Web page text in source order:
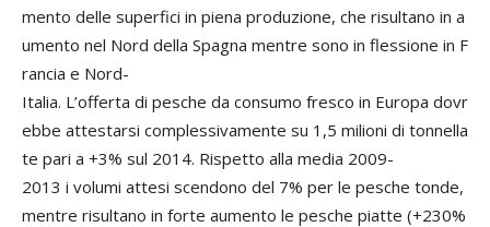
mento delle superfici in piena produzione, che risultano in a
umento nel Nord della Spagna mentre sono in flessione in F
rancia e Nord-
Italia. L’offerta di pesche da consumo fresco in Europa dovr
ebbe attestarsi complessivamente su 1,5 milioni di tonnella
te pari a +3% sul 2014. Rispetto alla media 2009-
2013 i volumi attesi scendono del 7% per le pesche tonde,
mentre risultano in forte aumento le pesche piatte (+230%